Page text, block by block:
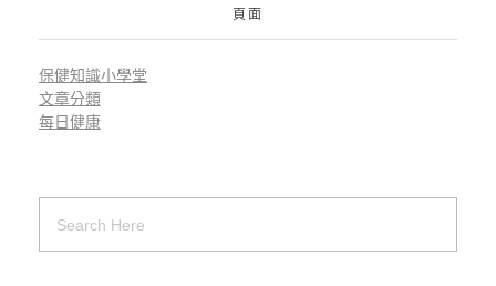
頁面
保健知識小學堂
文章分類
每日健康